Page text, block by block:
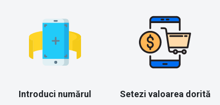
Introduci numărul Setezi valoarea dorită